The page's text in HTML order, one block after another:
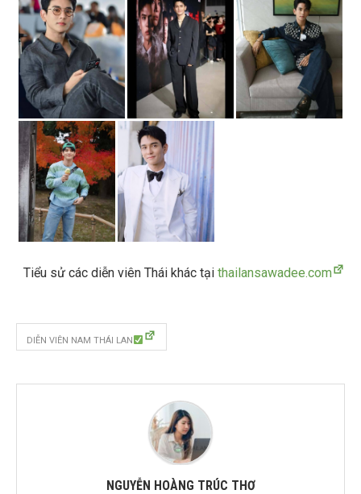
Tiểu sử các diễn viên Thái khác tại thailansawadee.com
DIỄN VIÊN NAM THÁI LAN
NGUYỄN HOÀNG TRÚC THƠ